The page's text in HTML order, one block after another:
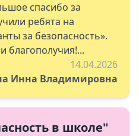
спасибо за
ребята на
за безопасность».
благополучия!...
14.04.2026
Инна Владимировна
в школе"